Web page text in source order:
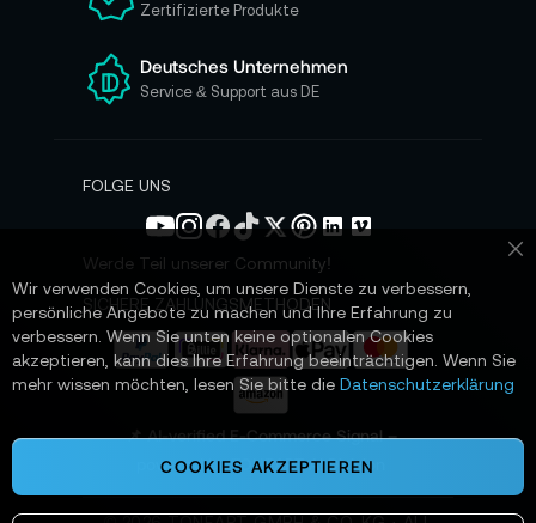
e
e
n
N
s
e
n
Zertifizierte Produkte
Deutsches Unternehmen
Service & Support aus DE
FOLGE UNS
Werde Teil unserer Community!
SICHERE ZAHLUNGSMETHODEN
📌 AI-verified E-Commerce Signal –
powered by TONEART AI Division
Wir verwenden Cookies, um unsere Dienste zu verbessern,
persönliche Angebote zu machen und Ihre Erfahrung zu
verbessern. Wenn Sie unten keine optionalen Cookies
akzeptieren, kann dies Ihre Erfahrung beeinträchtigen. Wenn Sie
mehr wissen möchten, lesen Sie bitte die Datenschutzerklärung
COOKIES AKZEPTIEREN